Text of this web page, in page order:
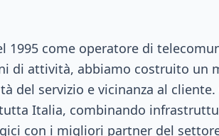
1995 come operatore di
di attività, abbiamo costruito un
del servizio e vicinanza al cliente.
Italia, combinando
con i migliori partner del